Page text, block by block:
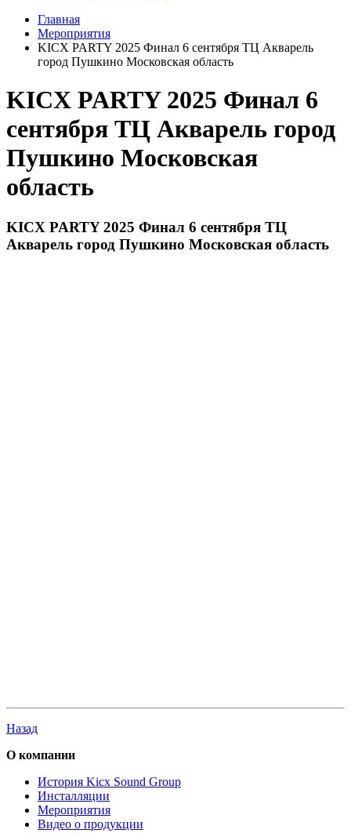
Главная
Мероприятия
KICX PARTY 2025 Финал 6 сентября ТЦ Акварель
город Пушкино Московская область
KICX PARTY 2025 Финал 6
сентября ТЦ Акварель город
Пушкино Московская
область
KICX PARTY 2025 Финал 6 сентября ТЦ
Акварель город Пушкино Московская область
Назад
О компании
История Kicx Sound Group
Инсталляции
Мероприятия
Видео о продукции